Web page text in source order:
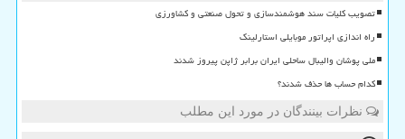
تصویب کلیات سند هوشمندسازی و تحول صنعتی و کشاورزی
راه اندازی اپراتور موبایلی استارلینک
ملی پوشان والیبال ساحلی ایران برابر ژاپن پیروز شدند
کدام حساب ها حذف شدند؟
نظرات بینندگان در مورد این مطلب